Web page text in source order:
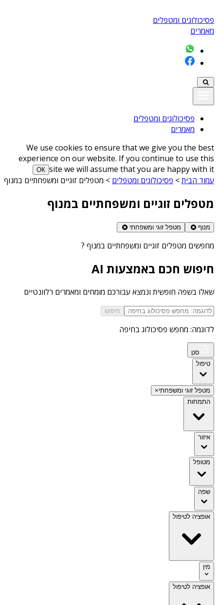
פסיכולוגים ומטפלים
מאמרים
פסיכולוגים ומטפלים
מאמרים
We use cookies to ensure that we give you the best
experience on our website. If you continue to use this
site we will assume that you are happy with it
ОК
עמוד הבית> פסיכולוגים ומטפלים > מטפלים זוגיים ומשפחתיים במנוף
מטפלים זוגיים ומשפחתיים במנוף
מנוף מטפל זוגי ומשפחתי
מחפשים מטפלים זוגיים ומשפחתיים במנוף ?
חיפוש חכם באמצעות AI
שאלו בשפה חופשית ונמצא עבורכם מומחים ומאמרים רלוונטיים
חיפוש
לדוגמה: מחפש פסיכולוג בחיפה
סנן
טיפול
מטפל זוגי ומשפחתי×
התמחות
איזור
מטופל
שפה
אופציה לטיפול
מין
אופציה לטיפול